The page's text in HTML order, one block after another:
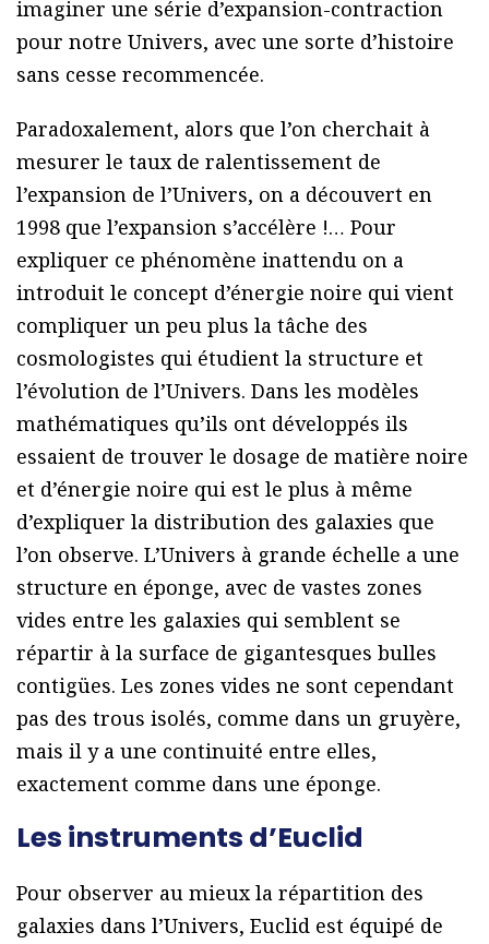
imaginer une série d’expansion-contraction
pour notre Univers, avec une sorte d’histoire
sans cesse recommencée.
Paradoxalement, alors que l’on cherchait à
mesurer le taux de ralentissement de
l’expansion de l’Univers, on a découvert en
1998 que l’expansion s’accélère !… Pour
expliquer ce phénomène inattendu on a
introduit le concept d’énergie noire qui vient
compliquer un peu plus la tâche des
cosmologistes qui étudient la structure et
l’évolution de l’Univers. Dans les modèles
mathématiques qu’ils ont développés ils
essaient de trouver le dosage de matière noire
et d’énergie noire qui est le plus à même
d’expliquer la distribution des galaxies que
l’on observe. L’Univers à grande échelle a une
structure en éponge, avec de vastes zones
vides entre les galaxies qui semblent se
répartir à la surface de gigantesques bulles
contigües. Les zones vides ne sont cependant
pas des trous isolés, comme dans un gruyère,
mais il y a une continuité entre elles,
exactement comme dans une éponge.
Les instruments d’Euclid
Pour observer au mieux la répartition des
galaxies dans l’Univers, Euclid est équipé de